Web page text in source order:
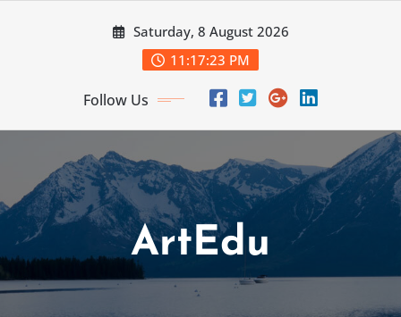
Saturday, 8 August 2026
11:17:24 PM
Follow Us
ArtEdu